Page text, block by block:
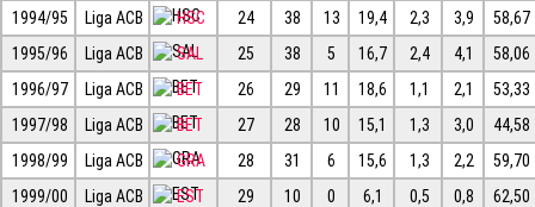
1994/95
Liga ACB HSC 24 38 13 19,4 2,3 3,9
58,67
1995/96
Liga ACB SAL 25 38 5 16,7 2,4 4,1
58,06
1996/97
Liga ACB BET 26 29 11 18,6 1,1 2,1
53,33
1997/98
Liga ACB BET 27 28 10 15,1 1,3 3,0
44,58
1998/99
Liga ACB GRA 28 31 6 15,6 1,3 2,2
59,70
1999/00
Liga ACB EST 29 10 0 6,1 0,5 0,8
62,50